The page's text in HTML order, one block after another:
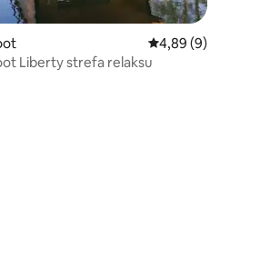
van 5 uit 5, 7 recensies
Gemiddelde
4,89 (9)
Liberty strefa relaksu